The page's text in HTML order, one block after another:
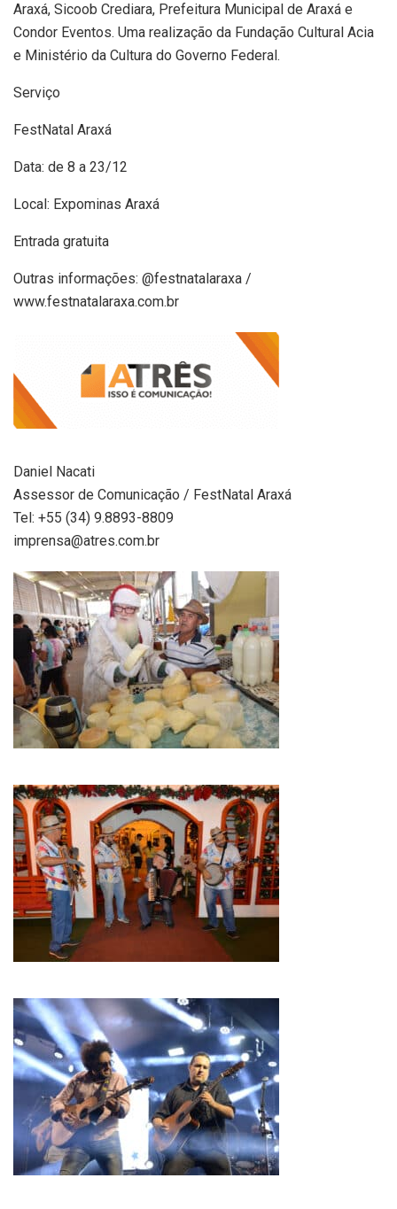
Araxá, Sicoob Crediara, Prefeitura Municipal de Araxá e
Condor Eventos. Uma realização da Fundação Cultural Acia
e Ministério da Cultura do Governo Federal.
Serviço
FestNatal Araxá
Data: de 8 a 23/12
Local: Expominas Araxá
Entrada gratuita
Outras informações: @festnatalaraxa /
www.festnatalaraxa.com.br
Daniel Nacati
Assessor de Comunicação / FestNatal Araxá
Tel: +55 (34) 9.8893-8809
imprensa@atres.com.br